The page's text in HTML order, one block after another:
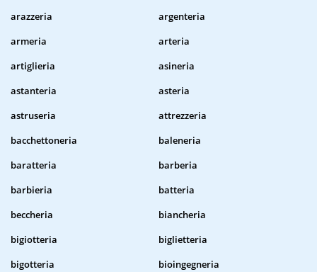
arazzeria
argenteria
armeria
arteria
artiglieria
asineria
astanteria
asteria
astruseria
attrezzeria
bacchettoneria
baleneria
baratteria
barberia
barbieria
batteria
beccheria
biancheria
bigiotteria
biglietteria
bigotteria
bioingegneria